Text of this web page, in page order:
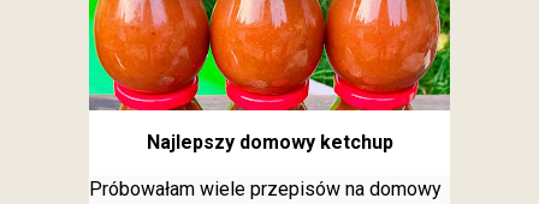
Najlepszy domowy ketchup
Próbowałam wiele przepisów na domowy